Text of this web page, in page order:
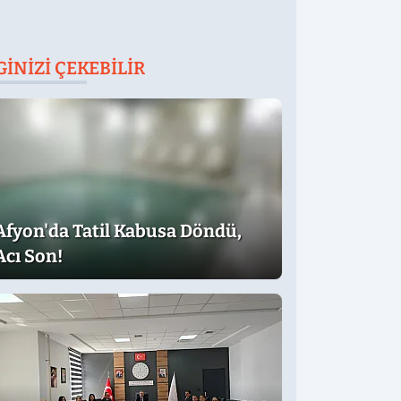
ÇEKEBILIR
Tatil Kabusa Döndü,
Son!